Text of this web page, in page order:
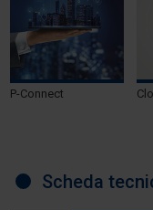
P-Connect
Scheda